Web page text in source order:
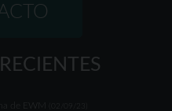
de EWM